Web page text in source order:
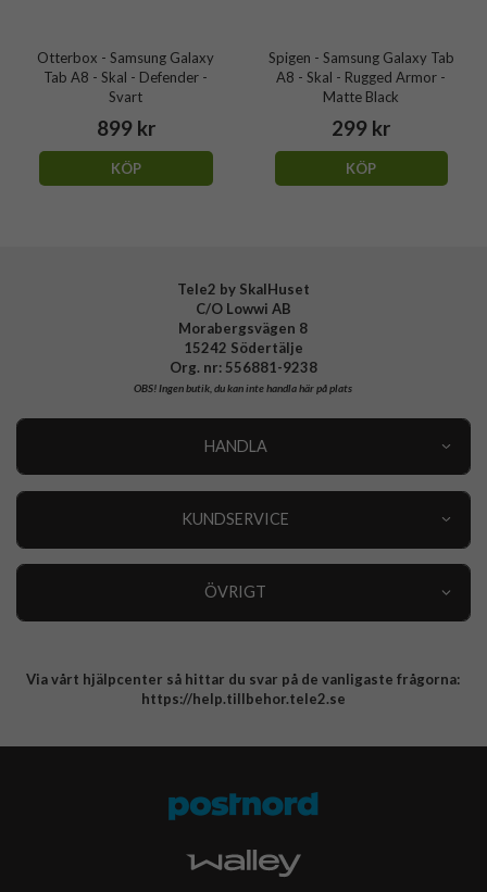
Otterbox - Samsung Galaxy
Tab A8 - Skal - Defender -
Svart
899 kr
KÖP
Spigen - Samsung Galaxy Tab
A8 - Skal - Rugged Armor -
Matte Black
299 kr
KÖP
Tele2 by SkalHuset
C/O Lowwi AB
Morabergsvägen 8
15242 Södertälje
Org. nr: 556881-9238
OBS!Ingen butik, du kan inte handla här på plats
HANDLA
KUNDSERVICE
ÖVRIGT
Integritetspolicy
Via vårt hjälpcenter så hittar du svar på de vanligaste frågorna:
https://help.tillbehor.tele2.se